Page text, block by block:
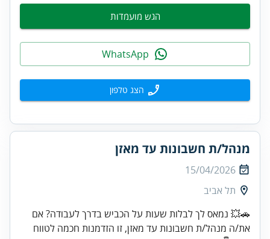
הגש מועמדות
הצג טלפון
מנהל/ת חשבונות עד מאזן
15/04/2026
תל אביב
🚗💥 נמאס לך לבלות שעות על הכביש בדרך לעבודה? אם
את/ה מנהל/ת חשבונות עד מאזן, זו הזדמנות חכמה לטווח